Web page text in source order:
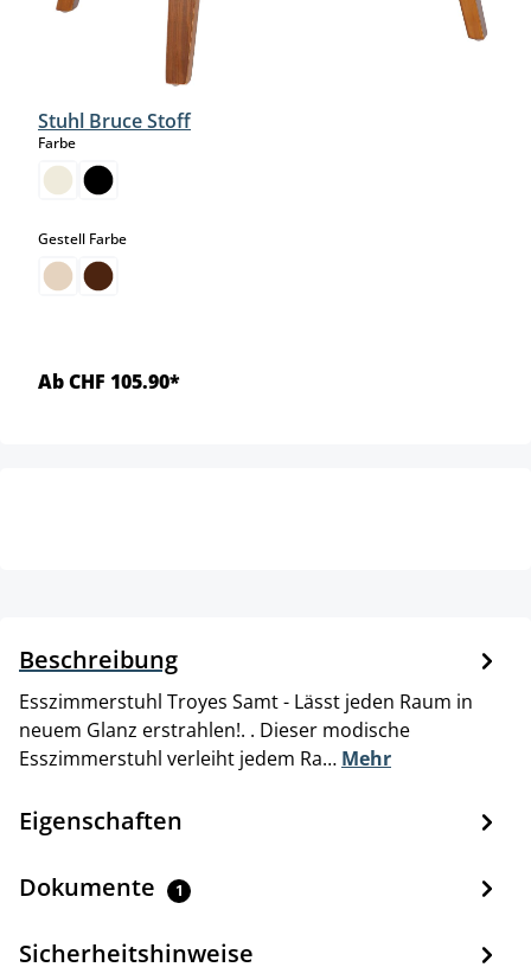
Stuhl Bruce Stoff
Farbeauswählen
Gestell Farbeauswählen
Ab CHF 105.90*
Beschreibung
Esszimmerstuhl Troyes Samt - Lässt jeden Raum in
neuem Glanz erstrahlen!. . Dieser modische
Esszimmerstuhl verleiht jedem Ra… Mehr
Eigenschaften
Dokumente 1
Sicherheitshinweise